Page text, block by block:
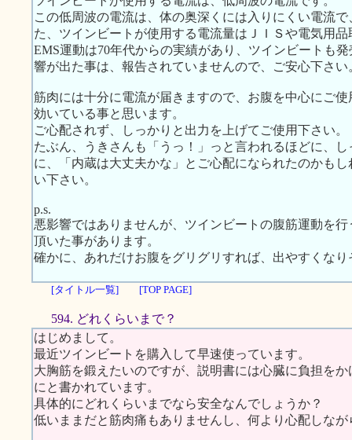
この低周波の電流は、体の奥深くには入りにくい電流
た、ツインビートが使用する電流量はＪＩＳや電気用
EMS運動は70年代からの実績があり、ツインビートも
響が出た事は、報告されていませんので、ご安心下さい
筋肉には十分に電流が届きますので、お腹を中心にご
効いている事と思います。
ご心配されず、しっかりと出力を上げてご使用下さい。
たぶん、うきさんも「うっ！」っと言われるほどに、
に、「内蔵は大丈夫かな」とご心配になられたのかも
い下さい。
p.s.
悪影響ではありませんが、ツインビートの腹筋運動を
頂いた事があります。
確かに、あれだけお腹をグリグリすれば、出やすくなり
[タイトル一覧] [TOP PAGE]
594. どれくらいまで？
はじめまして。
最近ツインビートを購入して早速使っています。
大胸筋を鍛えたいのですが、説明書には心臓に負担を
にと書かれています。
具体的にどれくらいまでなら安全なんでしょうか？
低いままだと筋肉痛もありませんし、何より心配しな